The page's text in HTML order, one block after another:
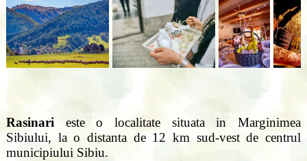
Rasinari este o localitate situata in Marginimea
Sibiului, la o distanta de 12 km sud-vest de centrul
municipiului Sibiu.